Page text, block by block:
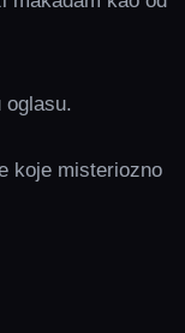
koje misteriozno